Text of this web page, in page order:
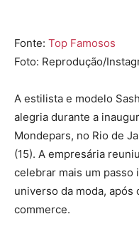
Fonte: Top Famosos
Foto: Reprodução/
A estilista e modelo
alegria durante a
Mondepars, no Rio de
(15). A empresária
celebrar mais um
universo da moda, após
commerce.